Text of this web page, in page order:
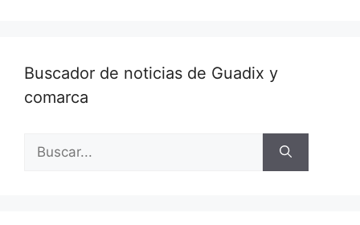
Buscador de noticias de Guadix y
comarca
Buscar: